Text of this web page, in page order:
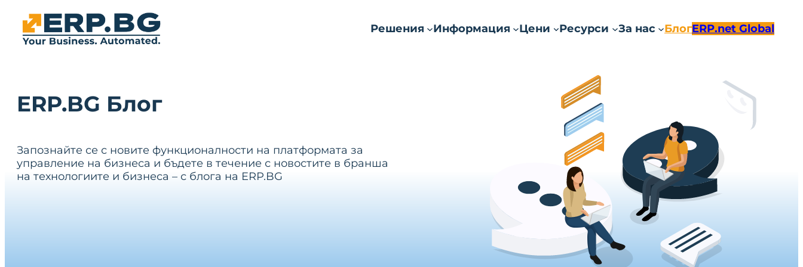
Решения Информация Цени Ресурси За нас БлогERP.net Global
ERP.BG Блог
Запознайте се с новите функционалности на платформата за
управление на бизнеса и бъдете в течение с новостите в бранша
на технологиите и бизнеса – с блога на ERP.BG